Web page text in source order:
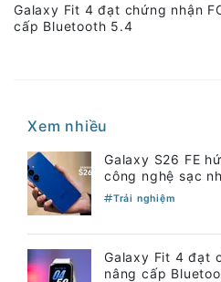
Galaxy Fit 4 đạt chứng nhận
cấp Bluetooth 5.4
Xem nhiều
Galaxy S26 FE
công nghệ sạc
Trải nghiệm
Galaxy Fit 4 đạt
nâng cấp